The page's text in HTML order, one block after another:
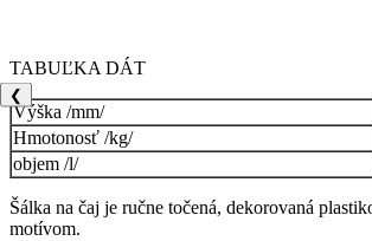
❮
TABUĽKA DÁT
Výška /mm/
Hmotonosť /kg/
objem /l/
Šálka na čaj je ručne točená, dekorovaná
motívom.